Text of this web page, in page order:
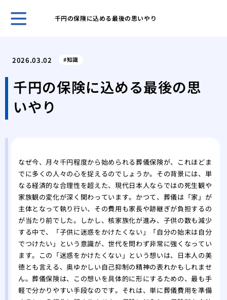
千円の保険に込める最後の思いやり
ご
集
身
る
御
る？
2026.03.02 知識
千円の保険に込める最後の思
いやり
なぜ今、月々千円程度から始められる葬儀保険が、これほどま
でに多くの人々の心を捉えるのでしょうか。その背景には、単
なる経済的な合理性を超えた、現代日本人ならではの死生観や
家族観の変化が深く関わっています。かつて、葬儀は「家」が
主体となって執り行い、その費用も家長や跡継ぎが負担するの
が当たり前でした。しかし、核家族化が進み、子供の数も減少
する中で、「子供に迷惑をかけたくない」「自分の始末は自分
でつけたい」という意識が、世代を問わず非常に強くなってい
ます。この「迷惑をかけたくない」という想いは、日本人の美
徳とも言える、奥ゆかしい自己抑制の精神の表れかもしれませ
ん。葬儀保険は、この想いを具体的に形にするための、最も手
軽で分かりやすい手段なのです。それは、単に葬儀費用を準備